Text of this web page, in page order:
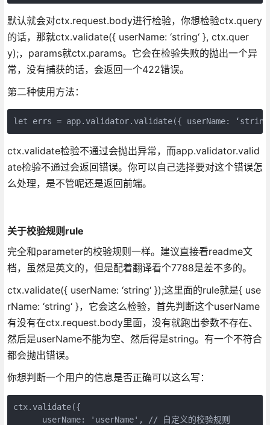
默认就会对ctx.request.body进行检验，你想检验ctx.query
的话，那就ctx.validate({ userName: ‘string‘ }, ctx.quer
y);，params就ctx.params。它会在检验失败的抛出一个异
常，没有捕获的话，会返回一个422错误。
第二种使用方法：
let errs = app.validator.validate({ userName:
ctx.validate检验不通过会抛出异常，而app.validator.valid
ate检验不通过会返回错误。你可以自己选择要对这个错误怎
么处理，是不管呢还是返回前端。
关于校验规则rule
完全和parameter的校验规则一样。建议直接看readme文
档，虽然是英文的，但是配着翻译看个7788是差不多的。
ctx.validate({ userName: ‘string‘ });这里面的rule就是{ use
rName: ‘string‘ }，它会这么检验，首先判断这个userName
有没有在ctx.request.body里面，没有就跑出参数不存在、
然后是userName不能为空、然后得是string。有一个不符合
都会抛出错误。
你想判断一个用户的信息是否正确可以这么写：
ctx.validate({
      userName: 'userName', // 自定义的校验规则